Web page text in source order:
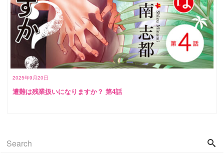
2025年9月20日
遭難は残業扱いになりますか？ 第4話